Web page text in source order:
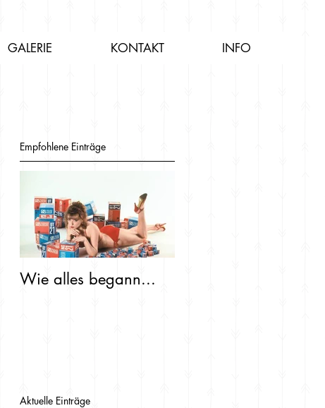
GALERIE KONTAKT INFO
Empfohlene Einträge
Wie alles begann...
Aktuelle Einträge